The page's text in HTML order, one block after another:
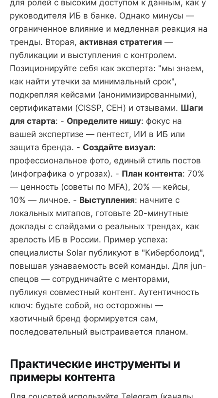
для ролей с высоким доступом к данным, как у
руководителя ИБ в банке. Однако минусы —
ограниченное влияние и медленная реакция на
тренды. Вторая, активная стратегия —
публикации и выступления с контролем.
Позиционируйте себя как эксперта: "мы знаем,
как найти утечки за минимальный срок",
подкрепляя кейсами (анонимизированными),
сертификатами (CISSP, CEH) и отзывами. Шаги
для старта: - Определите нишу: фокус на
вашей экспертизе — пентест, ИИ в ИБ или
защита бренда. - Создайте визуал:
профессиональное фото, единый стиль постов
(инфографика о угрозах). - План контента: 70%
— ценность (советы по MFA), 20% — кейсы,
10% — личное. - Выступления: начните с
локальных митапов, готовьте 20-минутные
доклады с слайдами о реальных трендах, как
зрелость ИБ в России. Пример успеха:
специалисты Solar публикуют в "Киберболоид",
повышая узнаваемость всей команды. Для jun-
спецов — сотрудничайте с менторами,
публикуя совместный контент. Аутентичность
ключ: будьте собой, но осторожны —
хаотичный бренд формируется сам,
последовательный выстраивается планом.
Практические инструменты и
примеры контента